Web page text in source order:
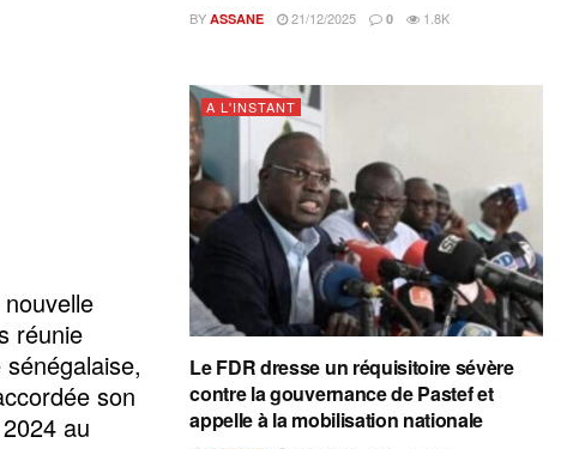
réunie
son
au
BY ASSANE 21/12/2025 0 1.8K
A L'INSTANT
Le FDR dresse un réquisitoire sévère
contre la gouvernance de Pastef et
appelle à la mobilisation nationale